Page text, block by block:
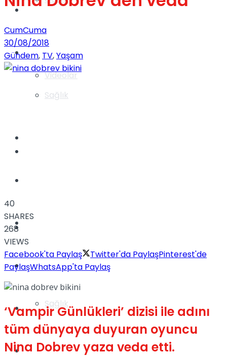
Videolar
Sağlık
Gündem
Yaşam
Sağlık
Dünya
Türkiye
Müzik
Sinema
CumCuma
30/08/2018
Gündem, TV,Yaşam
40
SHARES
268
VIEWS
Facebook'ta Paylaş
Twitter'da PaylaşPinterest'de
PaylaşWhatsApp'ta Paylaş
‘Vampir Günlükleri’ dizisi ile adını
tüm dünyaya duyuran oyuncu
Nina Dobrev yaza veda etti.